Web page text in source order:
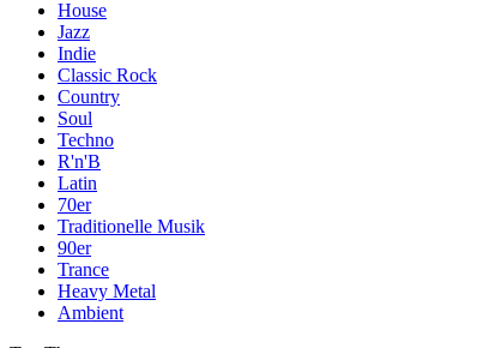
House
Jazz
Indie
Classic Rock
Country
Soul
Techno
R'n'B
Latin
70er
Traditionelle Musik
90er
Trance
Heavy Metal
Ambient